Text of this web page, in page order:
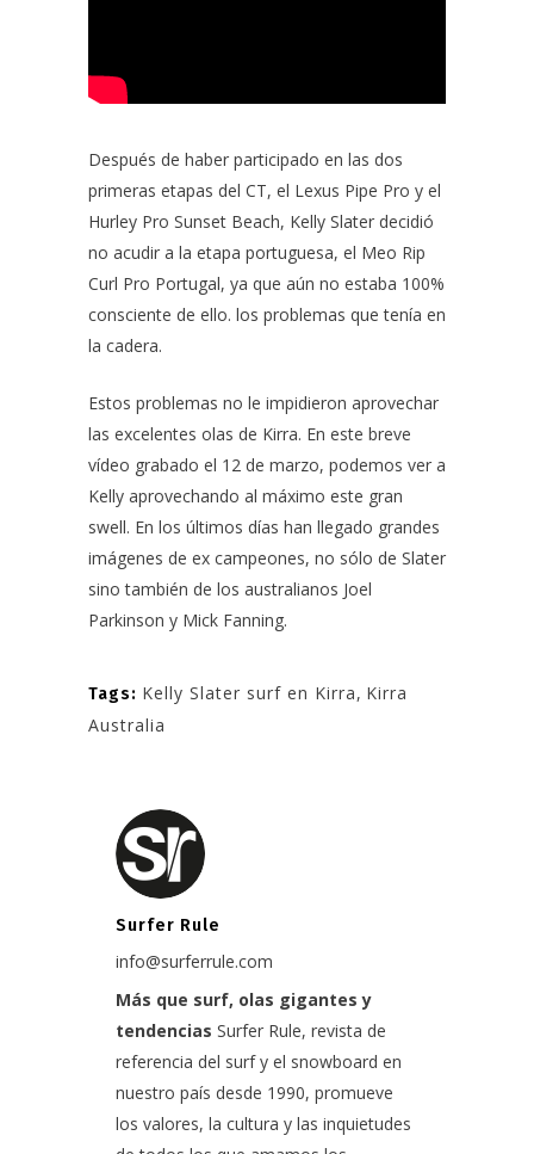
Después de haber participado en las dos
primeras etapas del CT, el Lexus Pipe Pro y el
Hurley Pro Sunset Beach, Kelly Slater decidió
no acudir a la etapa portuguesa, el Meo Rip
Curl Pro Portugal, ya que aún no estaba 100%
consciente de ello. los problemas que tenía en
la cadera.
Estos problemas no le impidieron aprovechar
las excelentes olas de Kirra. En este breve
vídeo grabado el 12 de marzo, podemos ver a
Kelly aprovechando al máximo este gran
swell. En los últimos días han llegado grandes
imágenes de ex campeones, no sólo de Slater
sino también de los australianos Joel
Parkinson y Mick Fanning.
Tags: Kelly Slater surf en Kirra, Kirra
Australia
Surfer Rule
info@surferrule.com
Más que surf, olas gigantes y
tendencias Surfer Rule, revista de
referencia del surf y el snowboard en
nuestro país desde 1990, promueve
los valores, la cultura y las inquietudes